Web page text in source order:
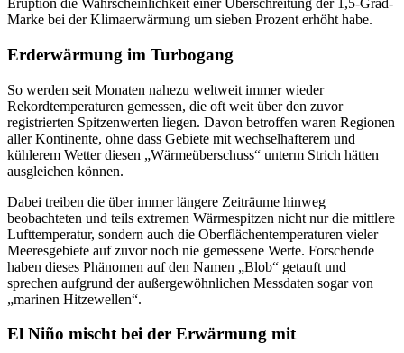
Eruption die Wahrscheinlichkeit einer Überschreitung der 1,5-Grad-
Marke bei der Klimaerwärmung um sieben Prozent erhöht habe.
Erderwärmung im Turbogang
So werden seit Monaten nahezu weltweit immer wieder
Rekordtemperaturen gemessen, die oft weit über den zuvor
registrierten Spitzenwerten liegen. Davon betroffen waren Regionen
aller Kontinente, ohne dass Gebiete mit wechselhafterem und
kühlerem Wetter diesen „Wärmeüberschuss“ unterm Strich hätten
ausgleichen können.
Dabei treiben die über immer längere Zeiträume hinweg
beobachteten und teils extremen Wärmespitzen nicht nur die mittlere
Lufttemperatur, sondern auch die Oberflächentemperaturen vieler
Meeresgebiete auf zuvor noch nie gemessene Werte. Forschende
haben dieses Phänomen auf den Namen „Blob“ getauft und
sprechen aufgrund der außergewöhnlichen Messdaten sogar von
„marinen Hitzewellen“.
El Niño mischt bei der Erwärmung mit